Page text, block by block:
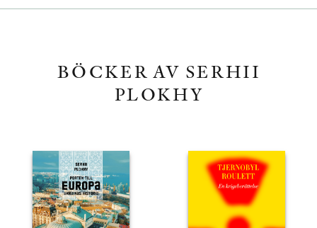
BÖCKER AV SERHII
PLOKHY